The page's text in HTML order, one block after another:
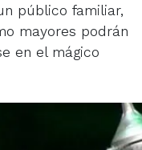
público familiar,
mayores podrán
en el mágico